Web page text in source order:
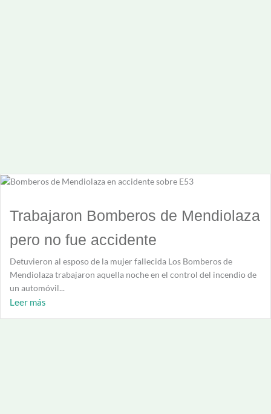
Trabajaron Bomberos de Mendiolaza
pero no fue accidente
Detuvieron al esposo de la mujer fallecida Los Bomberos de
Mendiolaza trabajaron aquella noche en el control del incendio de
un automóvil...
Leer más